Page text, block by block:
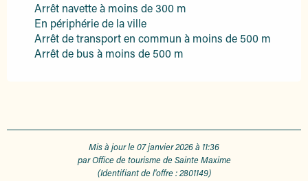
Arrêt navette à moins de 300 m
En périphérie de la ville
Arrêt de transport en commun à moins de 500 m
Arrêt de bus à moins de 500 m
Mis à jour le 07 janvier 2026 à 11:36
par Office de tourisme de Sainte Maxime
(Identifiant de l'offre :2801149)